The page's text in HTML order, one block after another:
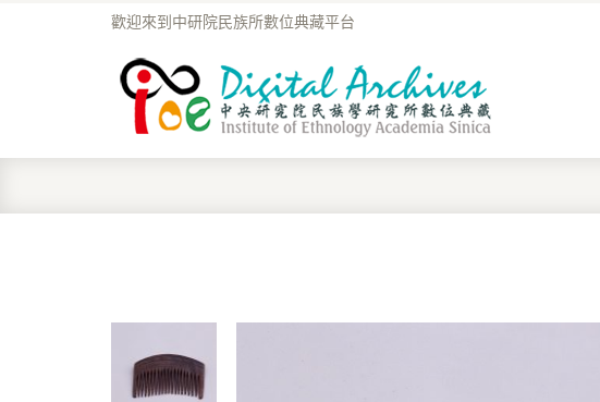
歡迎來到中研院民族所數位典藏平台